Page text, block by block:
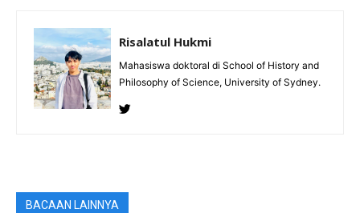
Risalatul Hukmi
Mahasiswa doktoral di School of History and
Philosophy of Science, University of Sydney.
BACAAN LAINNYA